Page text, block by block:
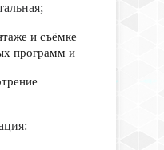
и съёмке
программ и